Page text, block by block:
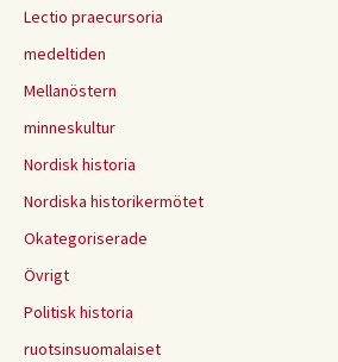
Lectio praecursoria
medeltiden
Mellanöstern
minneskultur
Nordisk historia
Nordiska historikermötet
Okategoriserade
Övrigt
Politisk historia
ruotsinsuomalaiset